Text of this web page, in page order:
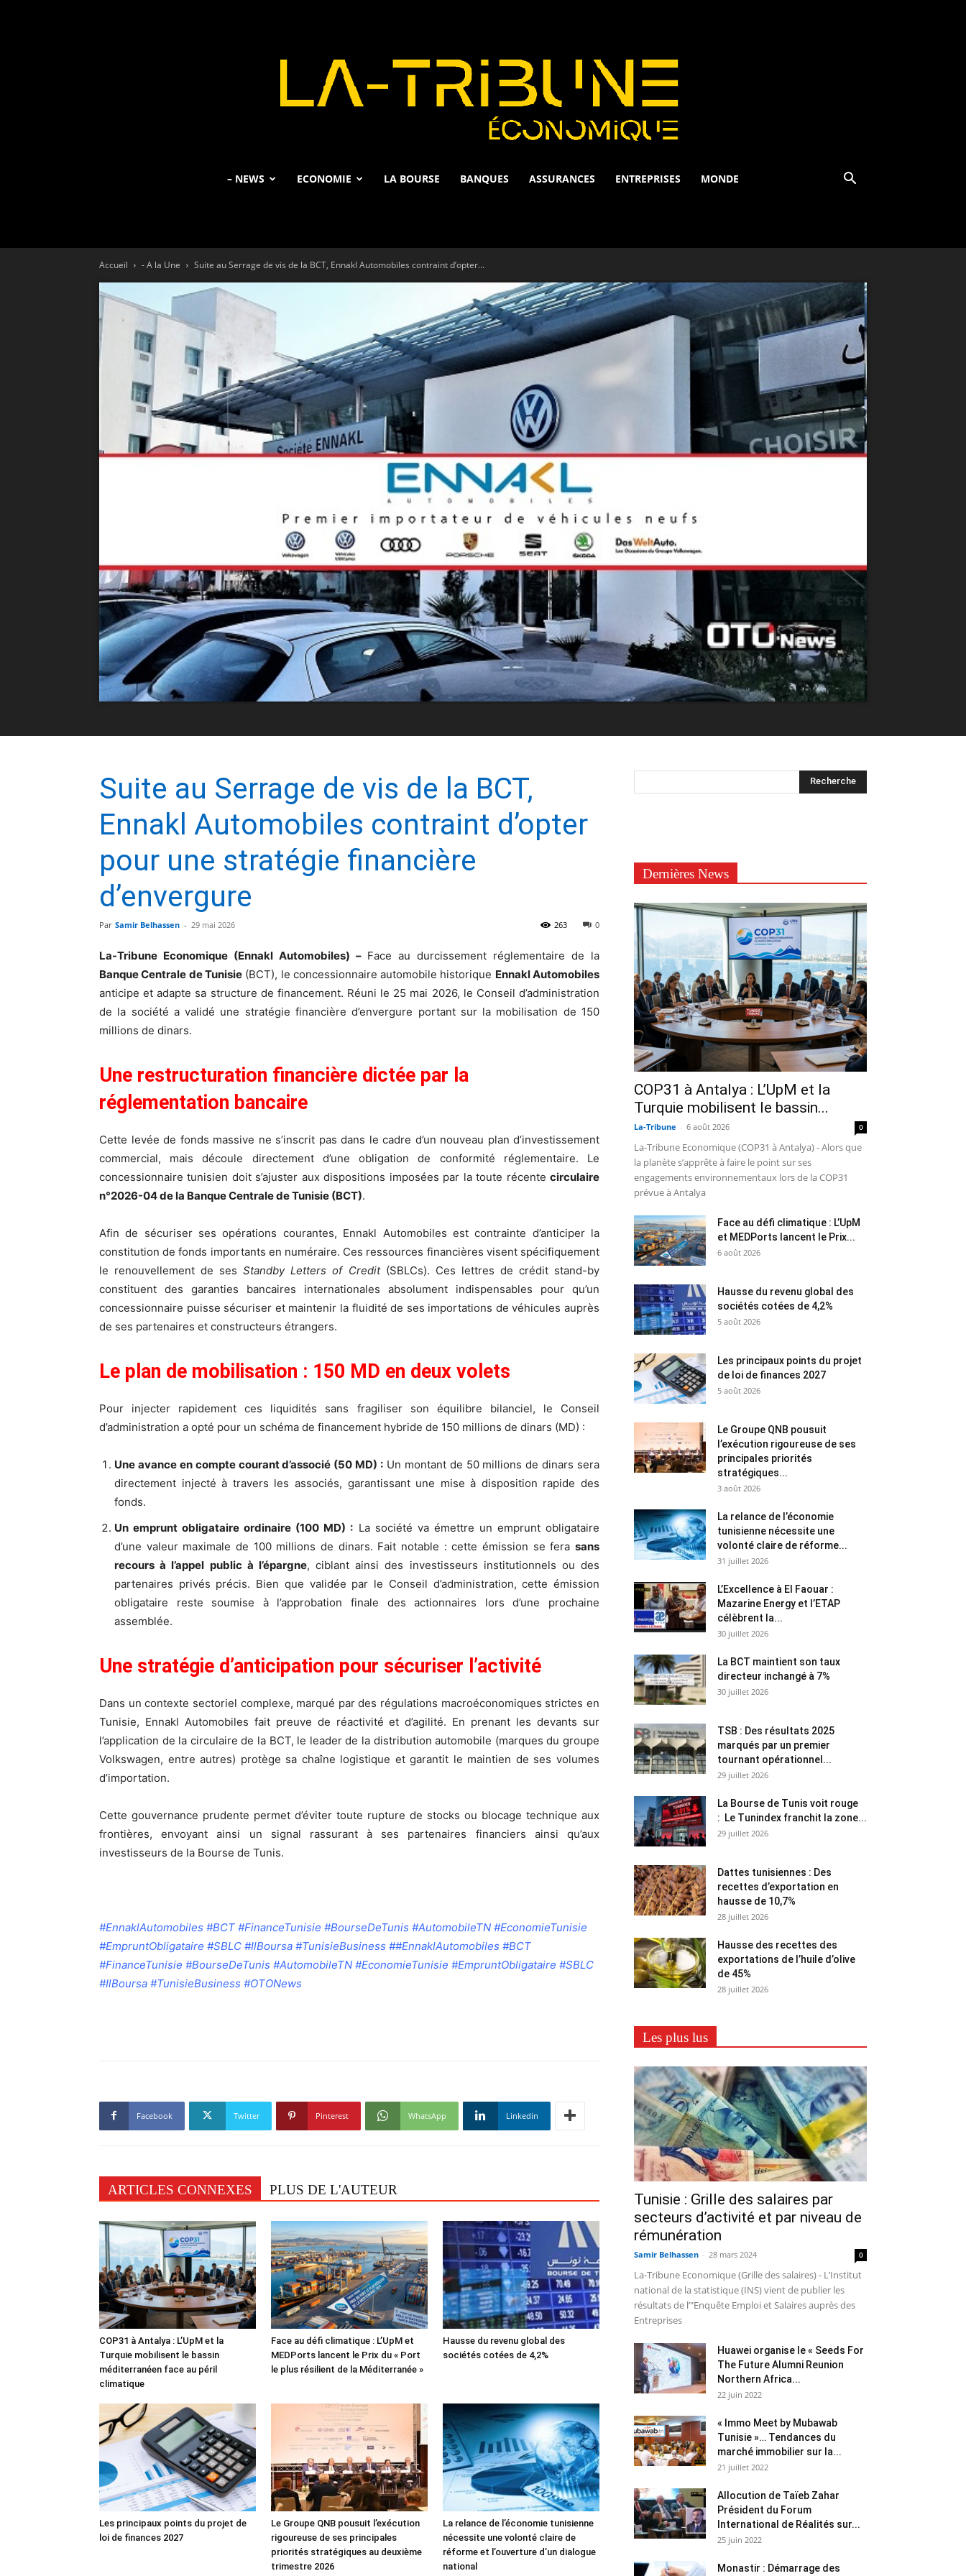
Tribune
Economique
– NEWS ECONOMIE LA BOURSE BANQUES ASSURANCES ENTREPRISES MONDE
Accueil - A la Une Suite au Serrage de vis de la BCT, Ennakl Automobiles contraint d’opter...
Suite au Serrage de vis de la BCT,
Ennakl Automobiles contraint d’opter
pour une stratégie financière
d’envergure
Par Samir Belhassen - 29 mai 2026 0
263
La-Tribune Economique (Ennakl Automobiles) – Face au durcissement réglementaire de la
Banque Centrale de Tunisie(BCT), le concessionnaire automobile historique Ennakl Automobiles
anticipe et adapte sa structure de financement. Réuni le 25 mai 2026, le Conseil d’administration
de la société a validé une stratégie financière d’envergure portant sur la mobilisation de 150
millions de dinars.
Une restructuration financière dictée par la
réglementation bancaire
Cette levée de fonds massive ne s’inscrit pas dans le cadre d’un nouveau plan d’investissement
commercial, mais découle directement d’une obligation de conformité réglementaire. Le
concessionnaire tunisien doit s’ajuster aux dispositions imposées par la toute récente circulaire
n°2026-04 de la Banque Centrale de Tunisie (BCT).
Afin de sécuriser ses opérations courantes, Ennakl Automobiles est contrainte d’anticiper la
constitution de fonds importants en numéraire. Ces ressources financières visent spécifiquement
le renouvellement de sesStandby Letters of Credit(SBLCs). Ces lettres de crédit stand-by
constituent des garanties bancaires internationales absolument indispensables pour qu’un
concessionnaire puisse sécuriser et maintenir la fluidité de ses importations de véhicules auprès
de ses partenaires et constructeurs étrangers.
Le plan de mobilisation : 150 MD en deux volets
Pour injecter rapidement ces liquidités sans fragiliser son équilibre bilanciel, le Conseil
d’administration a opté pour un schéma de financement hybride de 150 millions de dinars (MD) :
Une avance en compte courant d’associé (50 MD) : Un montant de 50 millions de dinars sera
directement injecté à travers les associés, garantissant une mise à disposition rapide des
fonds.
Un emprunt obligataire ordinaire (100 MD) : La société va émettre un emprunt obligataire
d’une valeur maximale de 100 millions de dinars. Fait notable : cette émission se fera sans
recours à l’appel public à l’épargne, ciblant ainsi des investisseurs institutionnels ou des
partenaires privés précis. Bien que validée par le Conseil d’administration, cette émission
obligataire reste soumise à l’approbation finale des actionnaires lors d’une prochaine
assemblée.
Une stratégie d’anticipation pour sécuriser l’activité
Dans un contexte sectoriel complexe, marqué par des régulations macroéconomiques strictes en
Tunisie, Ennakl Automobiles fait preuve de réactivité et d’agilité. En prenant les devants sur
l’application de la circulaire de la BCT, le leader de la distribution automobile (marques du groupe
Volkswagen, entre autres) protège sa chaîne logistique et garantit le maintien de ses volumes
d’importation.
Cette gouvernance prudente permet d’éviter toute rupture de stocks ou blocage technique aux
frontières, envoyant ainsi un signal rassurant à ses partenaires financiers ainsi qu’aux
investisseurs de la Bourse de Tunis.
#EnnaklAutomobiles #BCT #FinanceTunisie #BourseDeTunis #AutomobileTN #EconomieTunisie
#EmpruntObligataire #SBLC #IlBoursa #TunisieBusiness ##EnnaklAutomobiles #BCT
#FinanceTunisie #BourseDeTunis #AutomobileTN #EconomieTunisie #EmpruntObligataire #SBLC
#IlBoursa #TunisieBusiness #OTONews
Facebook Twitter Pinterest WhatsApp Linkedin
ARTICLES CONNEXES PLUS DE L'AUTEUR
COP31 à Antalya : L’UpM et la
Turquie mobilisent le bassin
méditerranéen face au péril
climatique
Face au défi climatique : L’UpM et
MEDPorts lancent le Prix du « Port
le plus résilient de la Méditerranée »
Hausse du revenu global des
sociétés cotées de 4,2%
Les principaux points du projet de
loi de finances 2027
Le Groupe QNB pousuit l’exécution
rigoureuse de ses principales
priorités stratégiques au deuxième
trimestre 2026
La relance de l’économie tunisienne
nécessite une volonté claire de
réforme et l’ouverture d’un dialogue
national
Dernières News
COP31 à Antalya : L’UpM et la
Turquie mobilisent le bassin...
La-Tribune - 6 août 2026 0
La-Tribune Economique (COP31 à Antalya) - Alors que
la planète s’apprête à faire le point sur ses
engagements environnementaux lors de la COP31
prévue à Antalya
Face au défi climatique : L’UpM
et MEDPorts lancent le Prix...
6 août 2026
Hausse du revenu global des
sociétés cotées de 4,2%
5 août 2026
Les principaux points du projet
de loi de finances 2027
5 août 2026
Le Groupe QNB pousuit
l’exécution rigoureuse de ses
principales priorités
stratégiques...
3 août 2026
La relance de l’économie
tunisienne nécessite une
volonté claire de réforme...
31 juillet 2026
L’Excellence à El Faouar :
Mazarine Energy et l’ETAP
célèbrent la...
30 juillet 2026
La BCT maintient son taux
directeur inchangé à 7%
30 juillet 2026
TSB : Des résultats 2025
marqués par un premier
tournant opérationnel...
29 juillet 2026
La Bourse de Tunis voit rouge
: Le Tunindex franchit la zone...
29 juillet 2026
Dattes tunisiennes : Des
recettes d’exportation en
hausse de 10,7%
28 juillet 2026
Hausse des recettes des
exportations de l’huile d’olive
de 45%
28 juillet 2026
Les plus lus
Tunisie : Grille des salaires par
secteurs d’activité et par niveau de
rémunération
Samir Belhassen - 28 mars 2024 0
La-Tribune Economique (Grille des salaires) - L’Institut
national de la statistique (INS) vient de publier les
résultats de l’"Enquête Emploi et Salaires auprès des
Entreprises
Huawei organise le « Seeds For
The Future Alumni Reunion
Northern Africa...
22 juin 2022
« Immo Meet by Mubawab
Tunisie »… Tendances du
marché immobilier sur la...
21 juillet 2022
Allocution de Taïeb Zahar
Président du Forum
International de Réalités sur...
25 juin 2022
Monastir : Démarrage des